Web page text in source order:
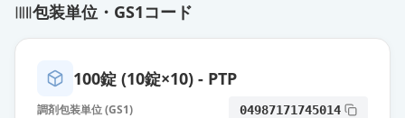
オロパタジン塩酸塩錠2.5mg「ファ
薬価 10.80 円
包装単位・GS1コード
100錠 (10錠×10) - PTP
調剤包装単位 (GS1) 04987171745014